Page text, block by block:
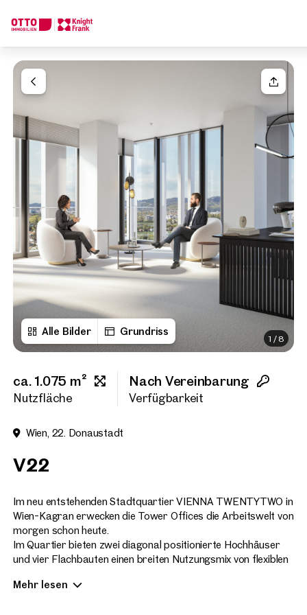
Alle Bilder Grundriss
1 /8
ca. 1.075 m²
Nutzfläche
Nach Vereinbarung
Verfügbarkeit
Wien, 22. Donaustadt
V22
Im neu entstehenden Stadtquartier VIENNA TWENTYTWO in
Wien-Kagran erwecken die Tower Offices die Arbeitswelt von
morgen schon heute.
Im Quartier bieten zwei diagonal positionierte Hochhäuser
und vier Flachbauten einen breiten Nutzungsmix von flexiblen
Serviced Apartments, sowie einer großen Vielfalt an
Mehr lesen
Ihre Anfrage
Ihre Nachricht
Anrede
Bitte wählen
(optional)
Vorname
Nachname
Telefonnummer
Ich habe die AGB und
Wir finden Ihre
Traumimmobilie
Sagen Sie uns was Sie suchen und wir finden Ihre
Wie möchten Sie uns kontaktieren?
Immobilie konfigurieren & finden lassen
Direkte:r Ansprechpartner:in
Anrufen oder Rückruf vereinbaren